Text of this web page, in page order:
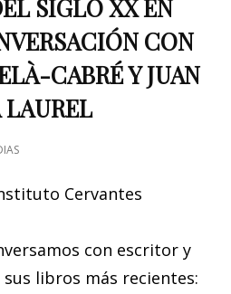
SIGLO XX EN
CON
CABRÉ Y JUAN
Cervantes
con escritor y
libros más recientes: